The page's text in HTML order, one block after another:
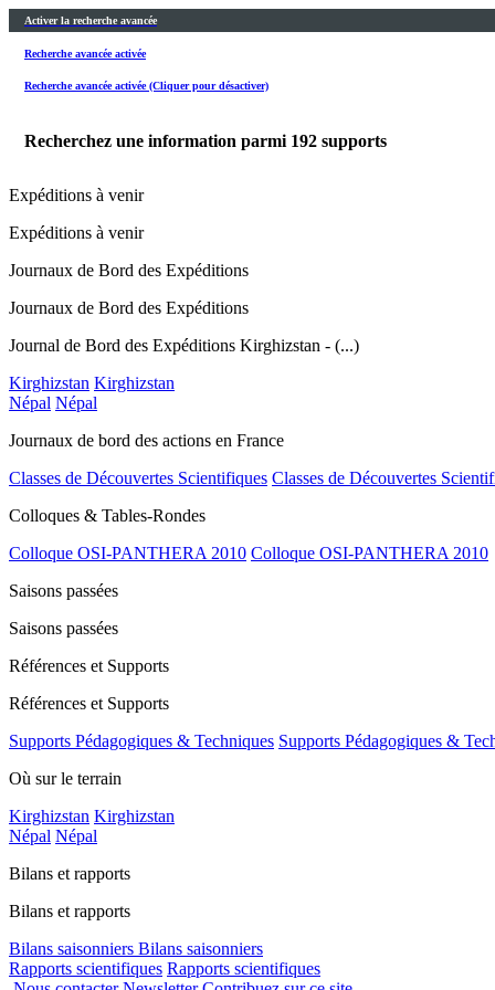
Activer la recherche avancée
Recherche avancée activée
Recherche avancée activée (Cliquer pour désactiver)
Recherchez une information parmi 192 supports
Expéditions à venir
Expéditions à venir
Journaux de Bord des Expéditions
Journaux de Bord des Expéditions
Journal de Bord des Expéditions Kirghizstan - (...)
Kirghizstan Kirghizstan
Népal Népal
Journaux de bord des actions en France
Classes de Découvertes Scientifiques Classes de Découvertes
Colloques & Tables-Rondes
Colloque OSI-PANTHERA 2010 Colloque OSI-PANTHERA 2010
Saisons passées
Saisons passées
Références et Supports
Références et Supports
Supports Pédagogiques & Techniques Supports Pédagogiques &
Où sur le terrain
Kirghizstan Kirghizstan
Népal Népal
Bilans et rapports
Bilans et rapports
Bilans saisonniers Bilans saisonniers
Rapports scientifiques Rapports scientifiques